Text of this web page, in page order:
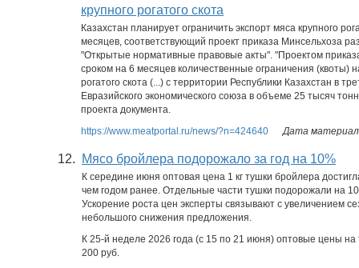
крупного рогатого скота
Казахстан планирует ограничить экспорт мяса крупного
месяцев, соответствующий проект приказа Минсельхоза
"Открытые нормативные правовые акты". "Проектом
сроком на 6 месяцев количественные ограничения (квоты)
рогатого скота (...) с территории Республики Казахстан в
Евразийского экономического союза в объеме 25 тысяч
проекта документа.
https://www.meatportal.ru/news/?n=424640
Дата
12. Мясо бройлера подорожало за год на 10%
К середине июня оптовая цена 1 кг тушки бройлера
чем годом ранее. Отдельные части тушки подорожали на
Ускорение роста цен эксперты связывают с увеличением
небольшого снижения предложения.
К 25-й неделе 2026 года (с 15 по 21 июня) оптовые цены на
200 руб.